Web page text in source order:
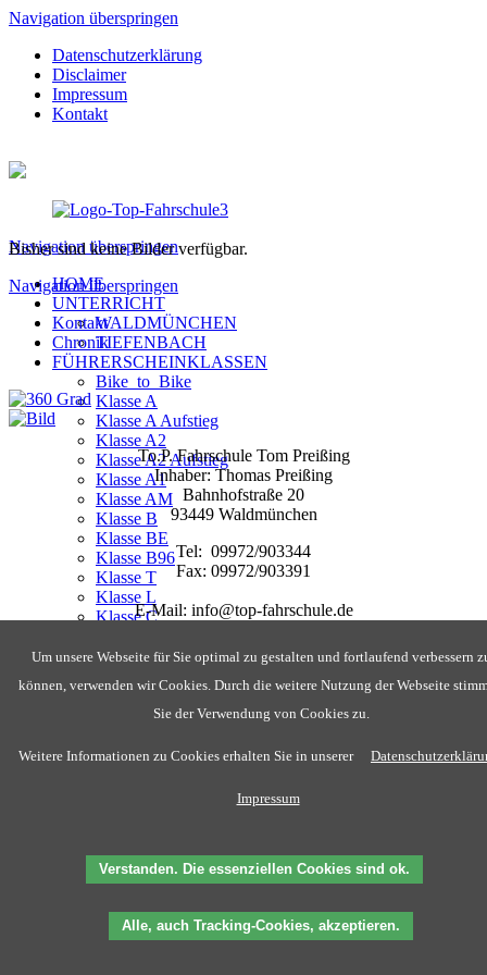
Navigation überspringen
Datenschutzerklärung
Disclaimer
Impressum
Kontakt
Navigation überspringen
HOME
UNTERRICHT
WALDMÜNCHEN
TIEFENBACH
FÜHRERSCHEINKLASSEN
Bike_to_Bike
Klasse A
Klasse A Aufstieg
Klasse A2
Klasse A2 Aufstieg
Klasse A1
Klasse AM
Klasse B
Klasse BE
Klasse B96
Klasse T
Klasse L
Klasse C
Klasse C1
Klasse D
Klasse DE
Klasse D1E
EVI
Ausbildungsvideos
To.P. NEWS
To.P. FAHRSCHÜLER
Bisher sind keine Bilder verfügbar.
Navigation überspringen
Kontakt
Chronik
To.P. Fahrschule Tom Preißing
Inhaber: Thomas Preißing
Bahnhofstraße 20
93449 Waldmünchen
Tel: 09972/903344
Fax: 09972/903391
E-Mail: info@top-fahrschule.de
Um unsere Webseite für Sie optimal zu gestalten und fortlaufend verbessern
können, verwenden wir Cookies. Durch die weitere Nutzung der Webseite
Sie der Verwendung von Cookies zu.
Weitere Informationen zu Cookies erhalten Sie in unserer
Impressum
Verstanden. Die essenziellen Cookies sind ok.
Alle, auch Tracking-Cookies, akzeptieren.